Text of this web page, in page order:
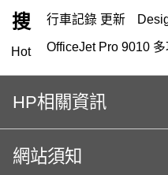
搜
Hot
行車記錄 更新
OfficeJet Pro 9010
HP 151 筆電 電池
HP Color Laser
hp Color LaserJet
HP相關資訊
網站須知